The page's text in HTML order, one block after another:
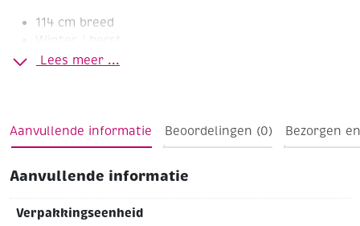
114 cm breed
Winter / kerst
Lees meer ...
Aanvullende informatie Beoordelingen (0) Bezorgen
Aanvullende informatie
Verpakkingseenheid